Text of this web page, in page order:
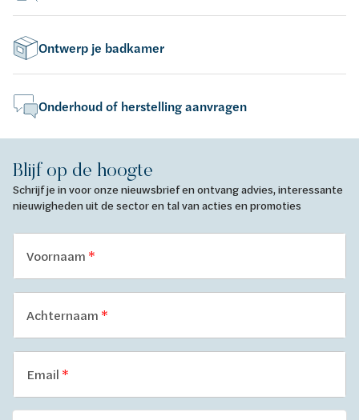
Ontwerp je badkamer
Onderhoud of herstelling aanvragen
Blijf op de hoogte
Schrijf je in voor onze nieuwsbrief en ontvang advies, interessante
nieuwigheden uit de sector en tal van acties en promoties
Voornaam
Achternaam
Email